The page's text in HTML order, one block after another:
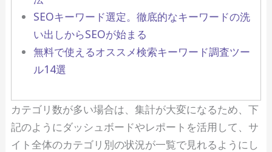
SEOキーワード選定。徹底的なキーワードの洗
い出しからSEOが始まる
無料で使えるオススメ検索キーワード調査ツー
ル14選
カテゴリ数が多い場合は、集計が大変になるため、下
記のようにダッシュボードやレポートを活用して、サ
イト全体のカテゴリ別の状況が一覧で見れるようにし